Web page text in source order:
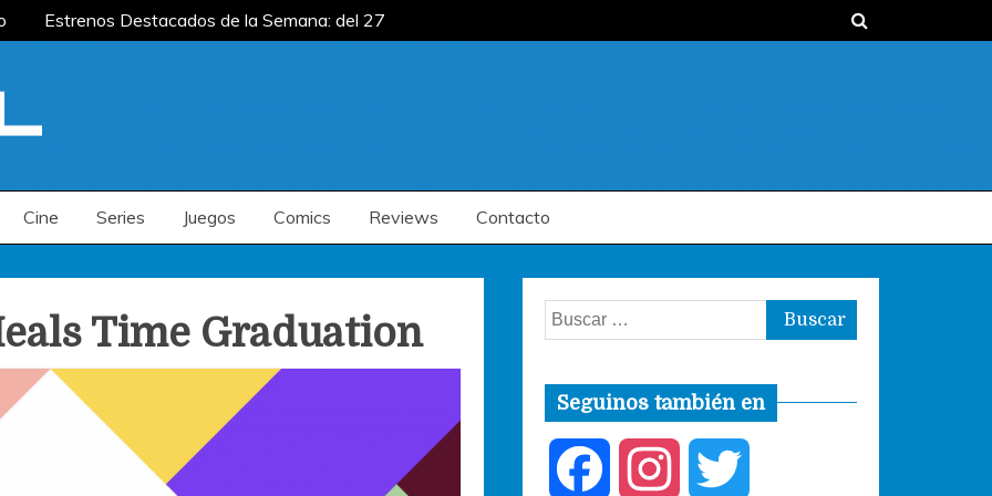
Estrenos Destacados de la Semana: del 27
Estrenos Destacados de la Semana: del 27
Cine Series Juegos Comics Reviews Contacto
Time Graduation Buscar:
Seguinos también en